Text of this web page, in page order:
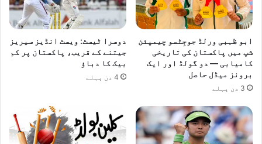
ابو ظہبی ورلڈ جوجِٹسو چیمپئن
شپ میں پاکستان کی تاریخی
کامیابی — دو گولڈ اور ایک
برونز میڈل حاصل
3 دن پہلے
دوسرا ٹیسٹ: ویسٹ انڈیز سیریز
جیتنے کے قریب، پاکستان پر کم
بیک کا دباؤ
4 دن پہلے